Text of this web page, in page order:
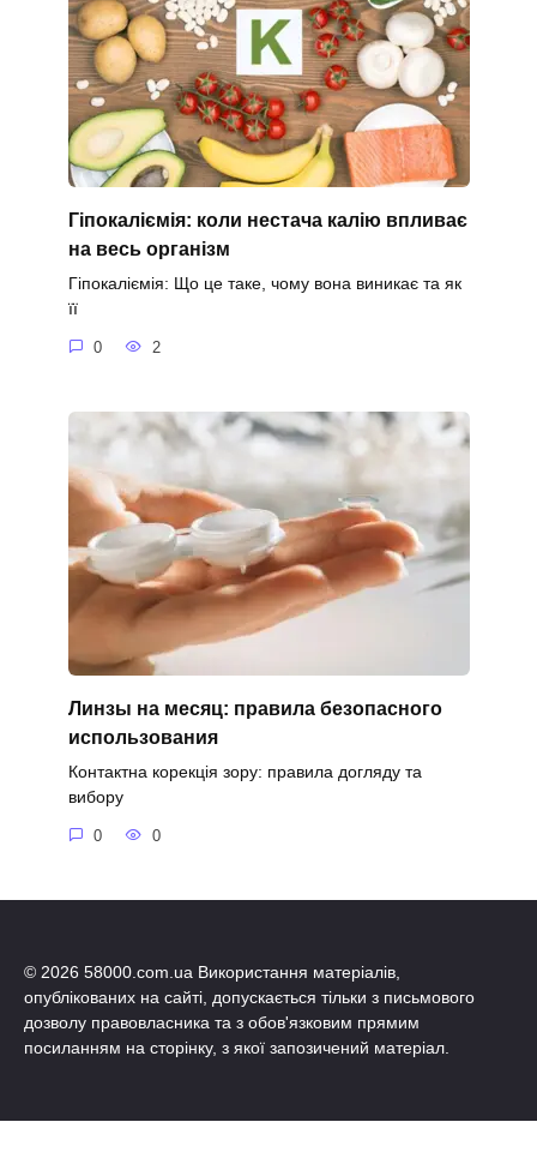
Гіпокаліємія: коли нестача калію впливає
на весь організм
Гіпокаліємія: Що це таке, чому вона виникає та як
її
0 2
Линзы на месяц: правила безопасного
использования
Контактна корекція зору: правила догляду та
вибору
0 0
© 2026 58000.com.ua Використання матеріалів,
опублікованих на сайті, допускається тільки з письмового
дозволу правовласника та з обов'язковим прямим
посиланням на сторінку, з якої запозичений матеріал.